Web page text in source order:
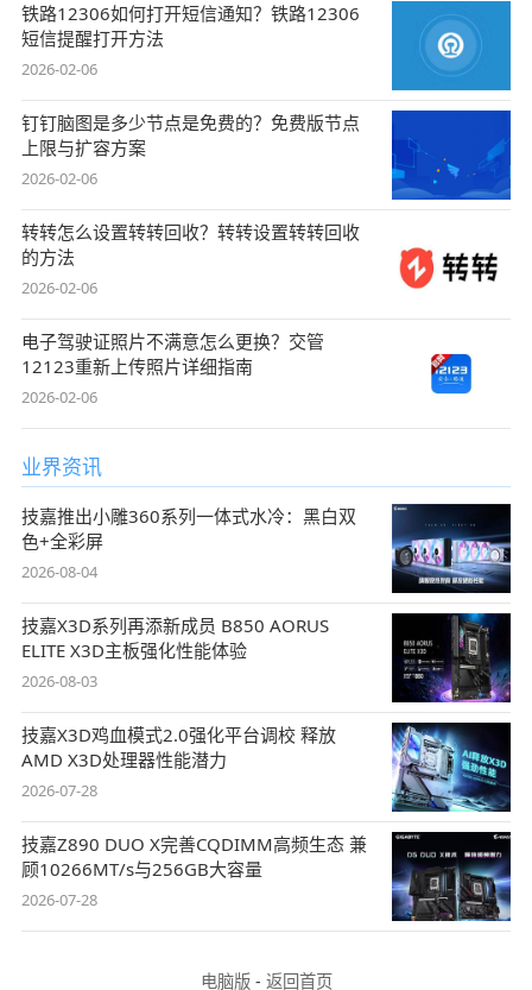
铁路12306如何打开短信通知？铁路12306
短信提醒打开方法
2026-02-06
钉钉脑图是多少节点是免费的？免费版节点
上限与扩容方案
2026-02-06
转转怎么设置转转回收？转转设置转转回收
的方法
2026-02-06
电子驾驶证照片不满意怎么更换？交管
12123重新上传照片详细指南
2026-02-06
业界资讯
技嘉推出小雕360系列一体式水冷：黑白双
色+全彩屏
2026-08-04
技嘉X3D系列再添新成员 B850 AORUS
ELITE X3D主板强化性能体验
2026-08-03
技嘉X3D鸡血模式2.0强化平台调校 释放
AMD X3D处理器性能潜力
2026-07-28
技嘉Z890 DUO X完善CQDIMM高频生态 兼
顾10266MT/s与256GB大容量
2026-07-28
电脑版- 返回首页